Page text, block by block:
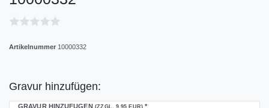
Artikelnummer 10000332
Gravur hinzufügen:
GRAVUR HINZUFÜGEN *